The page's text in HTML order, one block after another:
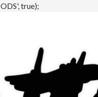
true);